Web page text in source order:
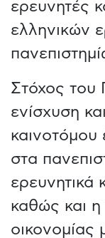
ερευνητές
ελληνικών
Στόχος του
ενίσχυση
καινοτόμου
στα
ερευνητικά
καθώς και
οικονομίας